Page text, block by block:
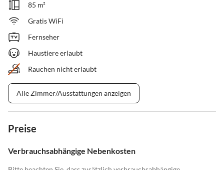
85 m²
Gratis WiFi
Fernseher
Haustiere erlaubt
Rauchen nicht erlaubt
Alle Zimmer/Ausstattungen anzeigen
Preise
Verbrauchsabhängige Nebenkosten